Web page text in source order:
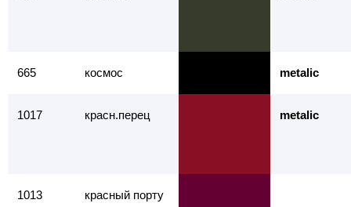
665 космос metalic
1017 красн.перец metalic
1013 красный порту